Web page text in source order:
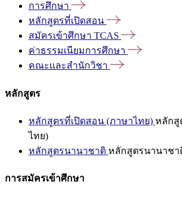
การศึกษา
หลักสูตรที่เปิดสอน
สมัครเข้าศึกษา TCAS
ค่าธรรมเนียมการศึกษา
คณะและสำนักวิชา
หลักสูตร
หลักสูตรที่เปิดสอน (ภาษาไทย) หลักสู
ไทย)
หลักสูตรนานาชาติ หลักสูตรนานาชา
การสมัครเข้าศึกษา